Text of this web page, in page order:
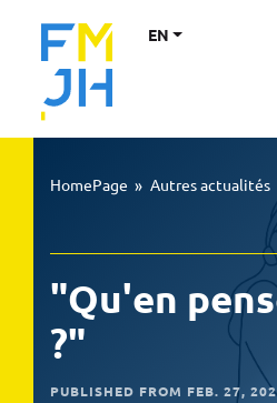
EN
HomePage » Autres actualités
"Qu'en
?"
PUBLISHED FROM FEB. 27,